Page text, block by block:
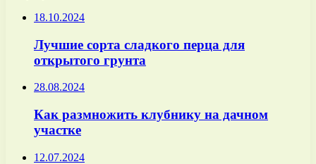
18.10.2024
Лучшие сорта сладкого перца для
открытого грунта
28.08.2024
Как размножить клубнику на дачном
участке
12.07.2024